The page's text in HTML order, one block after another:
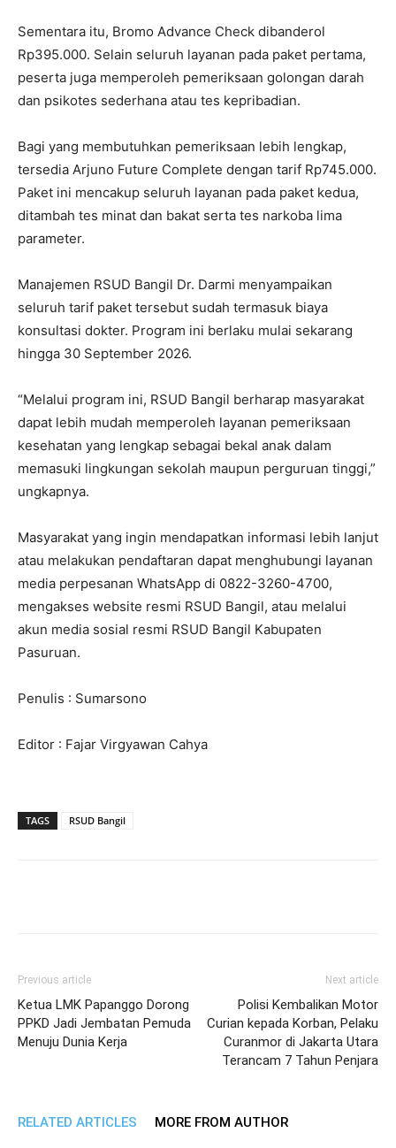
Sementara itu, Bromo Advance Check dibanderol
Rp395.000. Selain seluruh layanan pada paket pertama,
peserta juga memperoleh pemeriksaan golongan darah
dan psikotes sederhana atau tes kepribadian.
Bagi yang membutuhkan pemeriksaan lebih lengkap,
tersedia Arjuno Future Complete dengan tarif Rp745.000.
Paket ini mencakup seluruh layanan pada paket kedua,
ditambah tes minat dan bakat serta tes narkoba lima
parameter.
Manajemen RSUD Bangil Dr. Darmi menyampaikan
seluruh tarif paket tersebut sudah termasuk biaya
konsultasi dokter. Program ini berlaku mulai sekarang
hingga 30 September 2026.
“Melalui program ini, RSUD Bangil berharap masyarakat
dapat lebih mudah memperoleh layanan pemeriksaan
kesehatan yang lengkap sebagai bekal anak dalam
memasuki lingkungan sekolah maupun perguruan tinggi,”
ungkapnya.
Masyarakat yang ingin mendapatkan informasi lebih lanjut
atau melakukan pendaftaran dapat menghubungi layanan
media perpesanan WhatsApp di 0822-3260-4700,
mengakses website resmi RSUD Bangil, atau melalui
akun media sosial resmi RSUD Bangil Kabupaten
Pasuruan.
Penulis : Sumarsono
Editor : Fajar Virgyawan Cahya
TAGS RSUD Bangil
Previous article
Ketua LMK Papanggo Dorong
PPKD Jadi Jembatan Pemuda
Menuju Dunia Kerja
Next article
Polisi Kembalikan Motor
Curian kepada Korban, Pelaku
Curanmor di Jakarta Utara
Terancam 7 Tahun Penjara
RELATED ARTICLES MORE FROM AUTHOR